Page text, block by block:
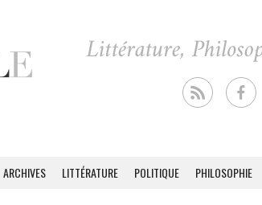
ARCHIVES LITTÉRATURE POLITIQUE PHILOSOPHIE